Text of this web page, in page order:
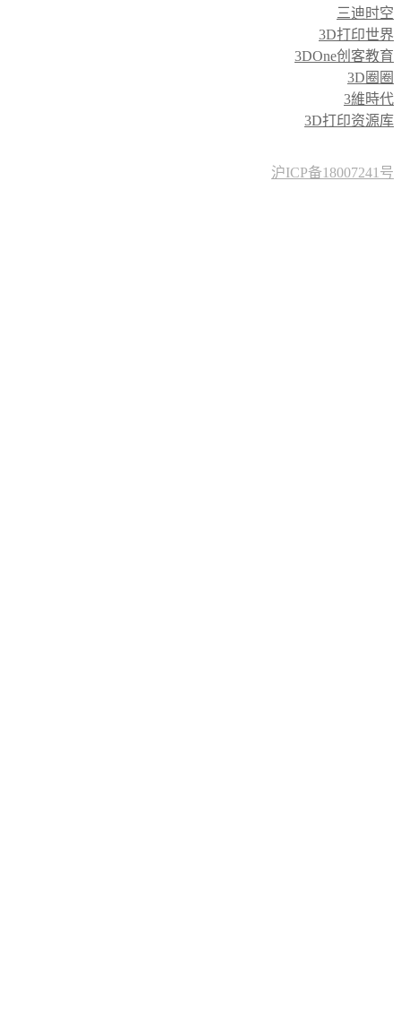
三迪时空
3D打印世界
3DOne创客教育
3D圈圈
3維時代
3D打印资源库
沪ICP备18007241号